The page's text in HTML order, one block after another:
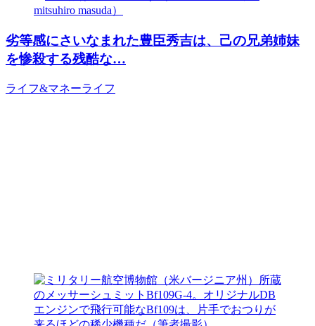
劣等感にさいなまれた豊臣秀吉は、己の兄弟姉妹
を惨殺する残酷な…
ライフ&マネーライフ